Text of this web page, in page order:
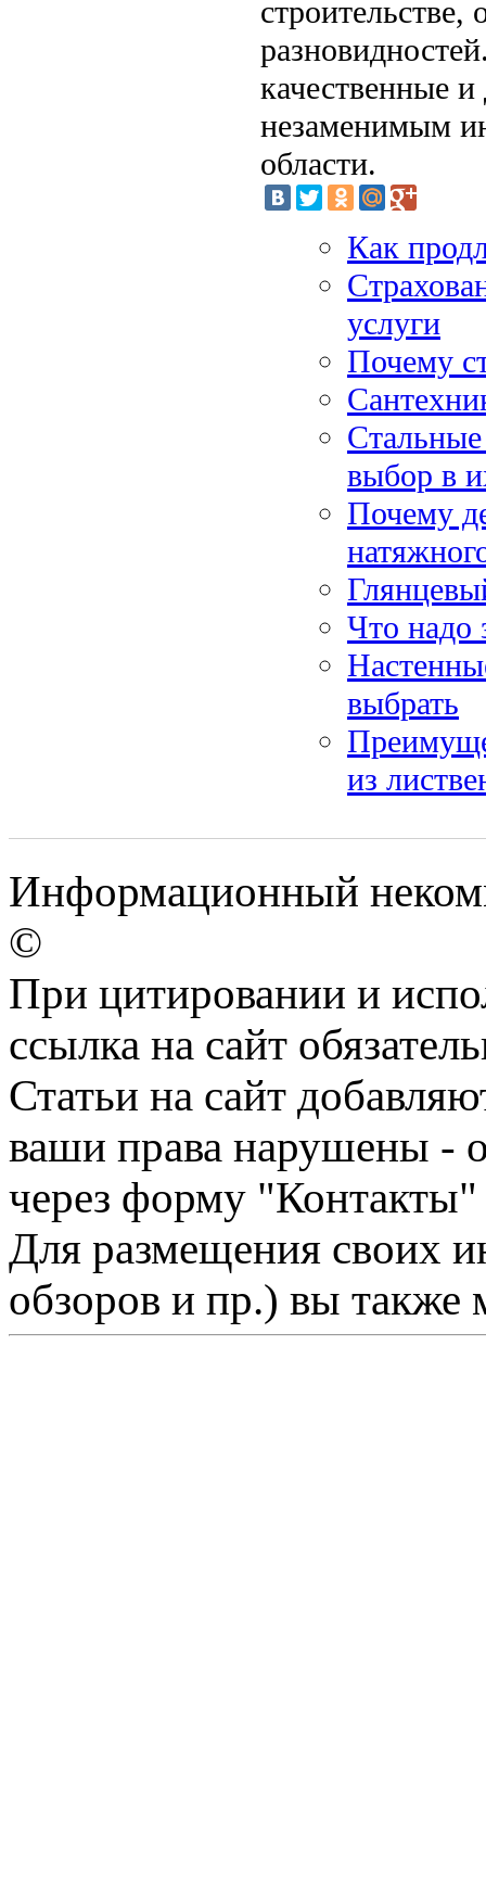
качественные и
незаменимым
области.
Как
услуги
Почему
выбор в
Почему
Что надо
выбрать
из
Информационный
©
При цитировании и
ссылка на сайт
Статьи на сайт
ваши права нарушены -
через форму "Контакты"
Для размещения своих
обзоров и пр.) вы также